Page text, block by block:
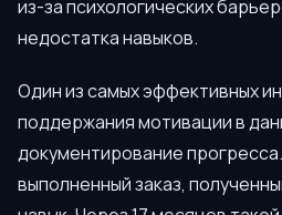
из-за психологических
недостатка навыков.
Один из самых эффективных
поддержания мотивации в
документирование
выполненный заказ,